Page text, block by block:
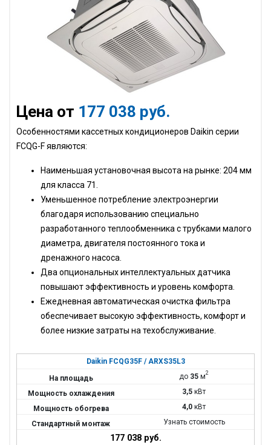
Цена от 177 038 руб.
Особенностями кассетных кондиционеров Daikin серии
FCQG-F являются:
Наименьшая установочная высота на рынке: 204 мм
для класса 71.
Уменьшенное потребление электроэнергии
благодаря использованию специально
разработанного теплообменника с трубками малого
диаметра, двигателя постоянного тока и
дренажного насоса.
Два опциональных интеллектуальных датчика
повышают эффективность и уровень комфорта.
Ежедневная автоматическая очистка фильтра
обеспечивает высокую эффективность, комфорт и
более низкие затраты на техобслуживание.
Daikin FCQG35F / ARXS35L3
до 35 м2
3,5 кВт
4,0 кВт
Узнать стоимость
177 038 руб.